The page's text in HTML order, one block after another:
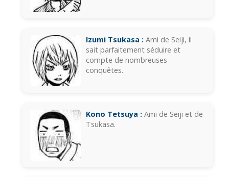
Izumi Tsukasa : Ami de Seiji, il
sait parfaitement séduire et
compte de nombreuses
conquêtes.
Kono Tetsuya : Ami de Seiji et de
Tsukasa.